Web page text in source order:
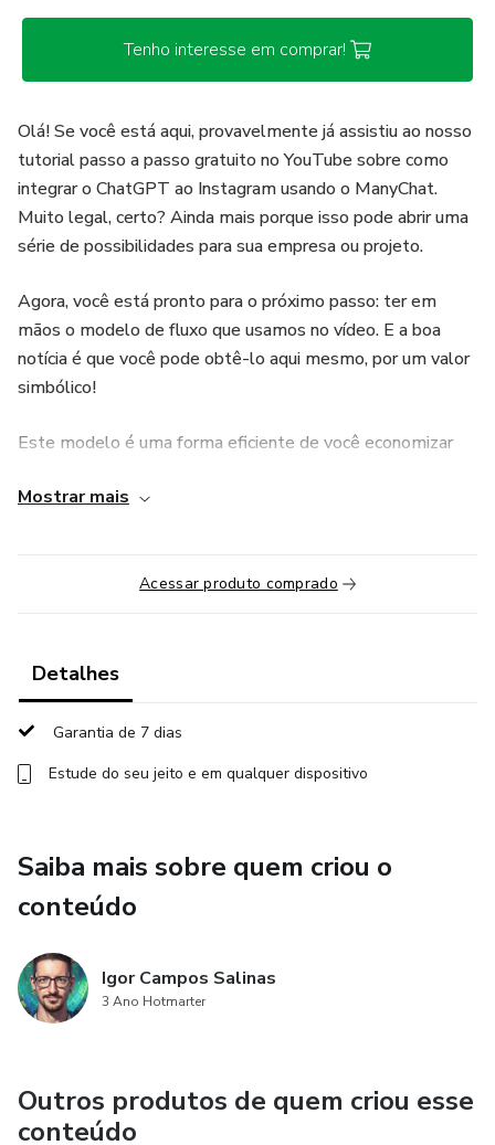
Tenho interesse em comprar!
Olá! Se você está aqui, provavelmente já assistiu ao nosso
tutorial passo a passo gratuito no YouTube sobre como
integrar o ChatGPT ao Instagram usando o ManyChat.
Muito legal, certo? Ainda mais porque isso pode abrir uma
série de possibilidades para sua empresa ou projeto.
Agora, você está pronto para o próximo passo: ter em
mãos o modelo de fluxo que usamos no vídeo. E a boa
notícia é que você pode obtê-lo aqui mesmo, por um valor
simbólico!
Este modelo é uma forma eficiente de você economizar
construído e otimizado por mim, Igor Crow, então você
Por que cobramos por ele? Bom, este é um modelo que
eu trabalhei bastante para criar. Além disso, o valor que
um pequeno gesto de apoio ao canal do YouTube. Todos
os recursos obtidos são reinvestidos em mais criação de
conteúdo educacional gratuito para a comunidade.
Lembre-se, para usar este modelo, você precisará de uma
Adquira agora o seu modelo e comece a revolucionar suas
🛠️ Instalação Passo a Passo:
Clique em "instalar".
Mostrar mais
Acessar produto comprado
Detalhes
Garantia de 7 dias
Estude do seu jeito e em qualquer dispositivo
Saiba mais sobre quem criou o
conteúdo
Igor Campos Salinas
3 Ano Hotmarter
Outros produtos de quem criou esse
conteúdo